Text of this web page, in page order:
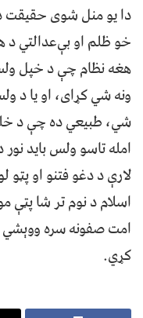
دا يو منل شوی حقيقت
خو ظلم او بې‌عدالتي
هغه نظام چې د خپل
ونه شي کړای، او يا د
شي، طبيعي ده چې د
امله تاسو ولس بايد
لارې د دغو فتنو او پټو
اسلام د نوم تر شا پټې
امت صفونه سره ووېشي
کړي.